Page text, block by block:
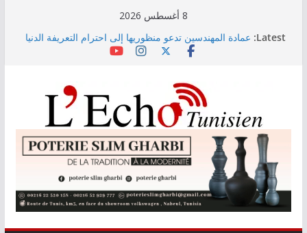
8 أغسطس 2026
Latest: عمادة المهندسين تدعو منظوريها إلى احترام التعريفة الدنيا
أمين بودشارت يلتقي جمهور بنزرت في تجربة موسيقية
استثنائية تجمع الفنان بالجمهور
بالمائة إلى موفى ماي 2026
اختيار معهد باستور مركزا إقليميا لشمال إفريقيا في مراقبة
مياه الصرف الصحي والبيئة